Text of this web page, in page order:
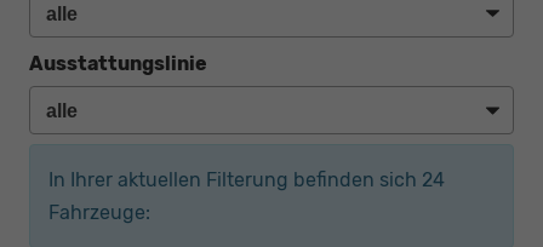
Ausstattungslinie
In Ihrer aktuellen Filterung befinden sich 24
Fahrzeuge: